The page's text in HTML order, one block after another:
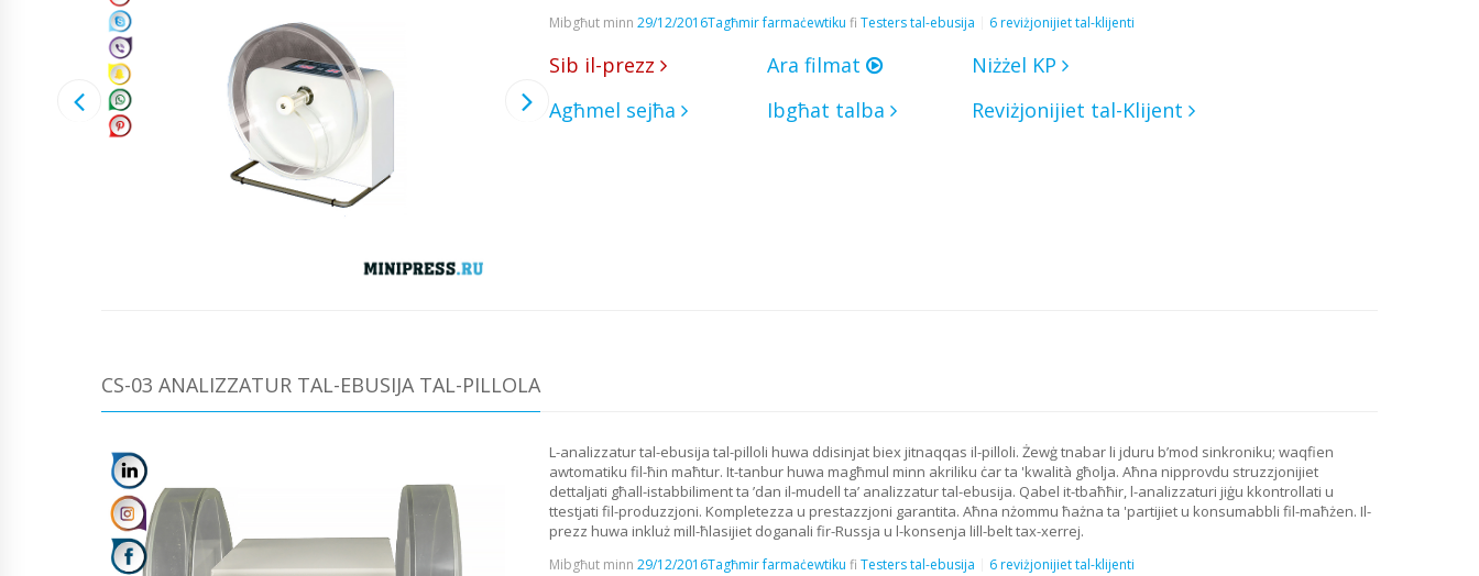
Mibgħut minn 29/12/2016Tagħmir farmaċewtiku fi Testers tal-ebusija 6 reviżjonijiet tal-klijenti
Sib il-prezz Ara filmat
Niżżel KP
Agħmel sejħa
Ibgħat talba Reviżjonijiet tal-Klijent
CS-03 ANALIZZATUR TAL-EBUSIJA TAL-PILLOLA
L-analizzatur tal-ebusija tal-pilloli huwa ddisinjat biex jitnaqqas il-pilloli. Żewġ tnabar li jduru b’mod sinkroniku; waqfien
awtomatiku fil-ħin maħtur. It-tanbur huwa magħmul minn akriliku ċar ta 'kwalità għolja. Aħna nipprovdu struzzjonijiet
dettaljati għall-istabbiliment ta ’dan il-mudell ta’ analizzatur tal-ebusija. Qabel it-tbaħħir, l-analizzaturi jiġu kkontrollati u
ttestjati fil-produzzjoni. Kompletezza u prestazzjoni garantita. Aħna nżommu ħażna ta 'partijiet u konsumabbli fil-maħżen. Il-
prezz huwa inkluż mill-ħlasijiet doganali fir-Russja u l-konsenja lill-belt tax-xerrej.
Mibgħut minn 29/12/2016Tagħmir farmaċewtiku fi Testers tal-ebusija 6 reviżjonijiet tal-klijenti